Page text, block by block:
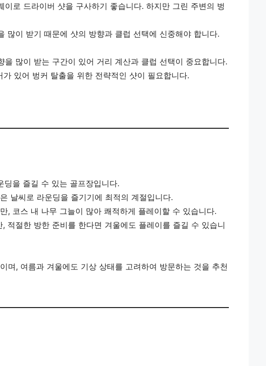
로 드라이버 샷을 구사하기 좋습니다. 하지만 그린 주변의 벙
많이 받기 때문에 샷의 방향과 클럽 선택에 신중해야 합니다.
많이 받는 구간이 있어 거리 계산과 클럽 선택이 중요합니다.
있어 벙커 탈출을 위한 전략적인 샷이 필요합니다.
딩을 즐길 수 있는 골프장입니다.
날씨로 라운딩을 즐기기에 최적의 계절입니다.
, 코스 내 나무 그늘이 많아 쾌적하게 플레이할 수 있습니다.
적절한 방한 준비를 한다면 겨울에도 플레이를 즐길 수 있습니
며, 여름과 겨울에도 기상 상태를 고려하여 방문하는 것을 추천